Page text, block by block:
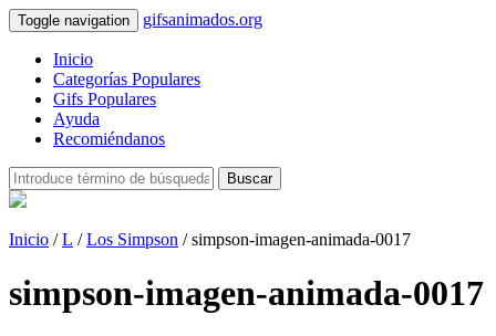
Toggle navigation gifsanimados.org
Inicio
Categorías Populares
Gifs Populares
Ayuda
Recomiéndanos
Buscar
Inicio /L /Los Simpson / simpson-imagen-animada-0017
simpson-imagen-animada-0017